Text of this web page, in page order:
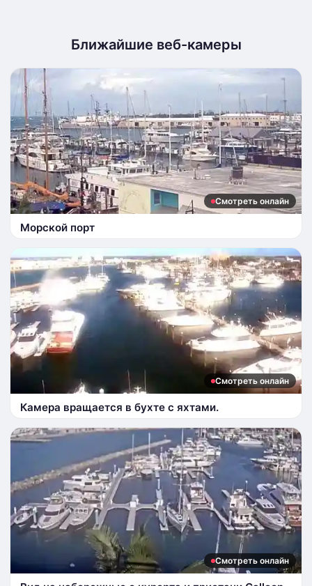
Ближайшие веб-камеры
Смотреть онлайн
Морской порт
Смотреть онлайн
Камера вращается в бухте с яхтами.
Смотреть онлайн